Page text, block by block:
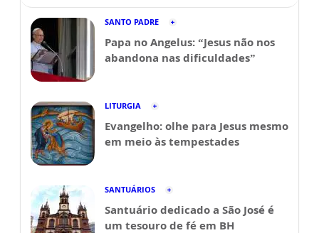
SANTO PADRE
Papa no Angelus: “Jesus não nos
abandona nas dificuldades”
LITURGIA
Evangelho: olhe para Jesus mesmo
em meio às tempestades
SANTUÁRIOS
Santuário dedicado a São José é
um tesouro de fé em BH